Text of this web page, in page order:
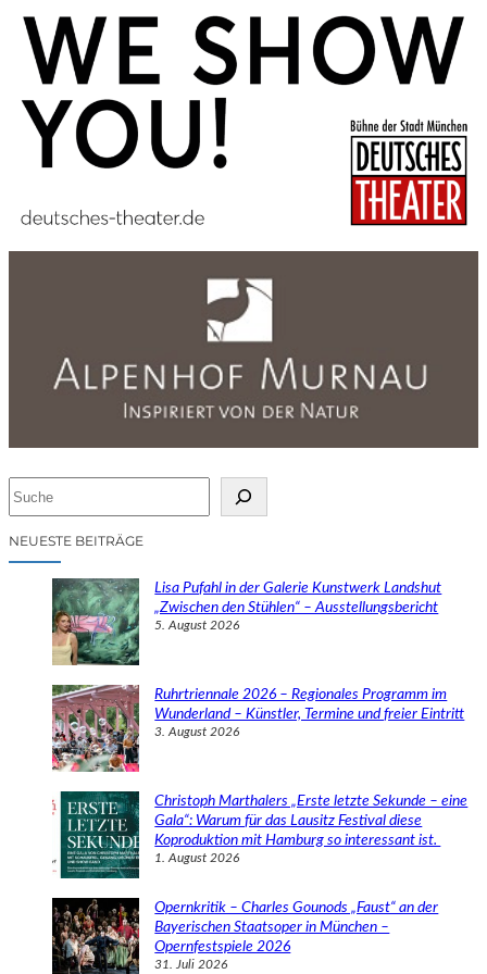
cNEUESTE BEITRÄGE
Lisa Pufahl in der Galerie Kunstwerk Landshut
„Zwischen den Stühlen“ – Ausstellungsbericht
5. August 2026
Ruhrtriennale 2026 – Regionales Programm im
Wunderland – Künstler, Termine und freier Eintritt
3. August 2026
Christoph Marthalers „Erste letzte Sekunde – eine
Gala“: Warum für das Lausitz Festival diese
Koproduktion mit Hamburg so interessant ist.
1. August 2026
Opernkritik – Charles Gounods „Faust“ an der
Bayerischen Staatsoper in München –
Opernfestspiele 2026
31. Juli 2026